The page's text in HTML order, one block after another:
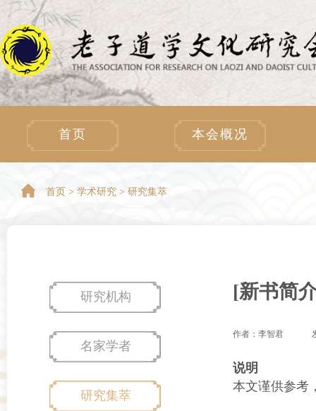
首页 本会概况
首页 > 学术研究 > 研究集萃
研究机构
名家学者
研究集萃
[新书简
作者：李智君
说明
本文谨供参考